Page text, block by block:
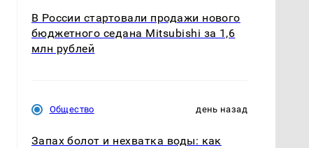
В России стартовали продажи нового
бюджетного седана Mitsubishi за 1,6
млн рублей
Общество день назад
Запах болот и нехватка воды: как